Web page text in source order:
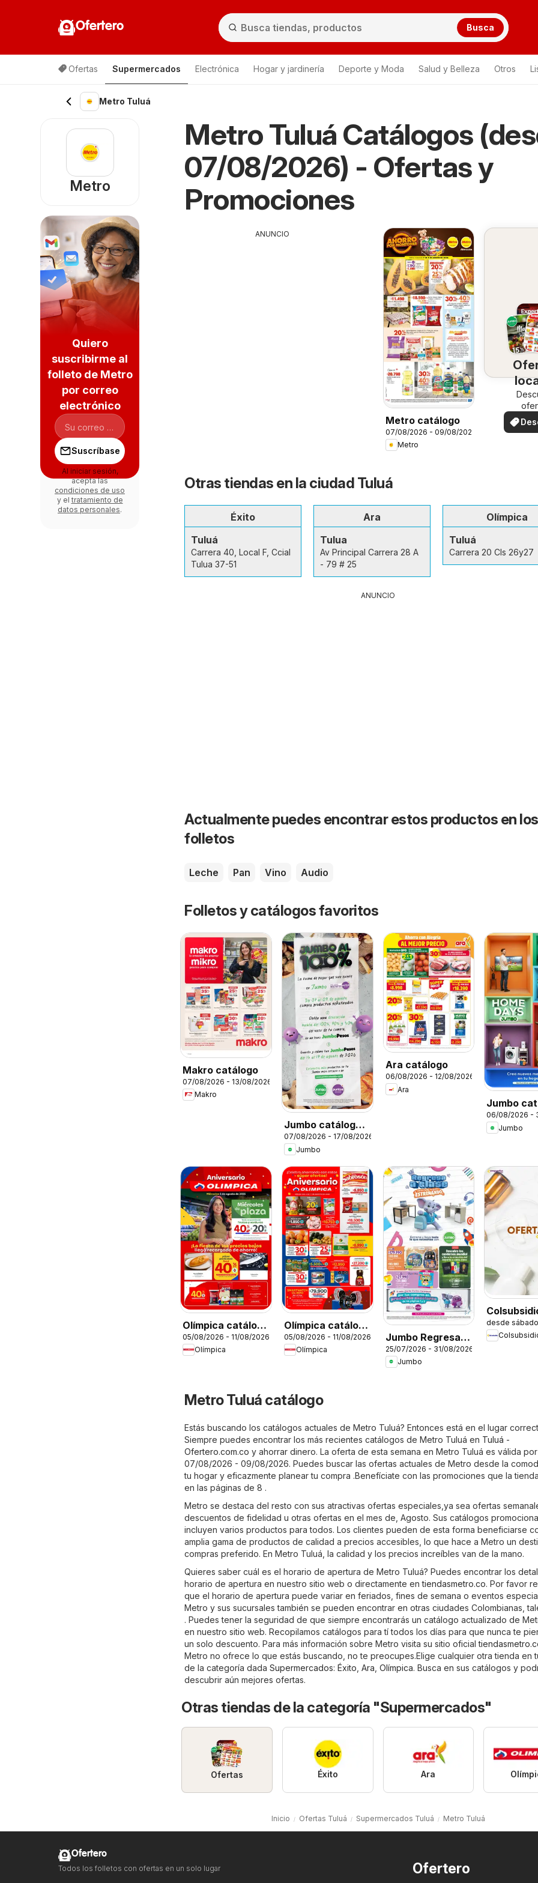
Ofertero Busca
Ofertas Supermercados Electrónica Hogar y jardinería Deporte y Moda Salud y Belleza Otros
Metro Tuluá
Metro Tuluá Catálogos
07/08/2026) - Ofertas y
Promociones
ANUNCIO
Metro catálogo
07/08/2026 - 09/08/2026
Metro
Otras tiendas en la ciudad Tuluá
Éxito
Tuluá
Carrera 40, Local F, Ccial
Tulua 37-51
Ara
Tulua
Av Principal Carrera 28 A
- 79 # 25
Olímpica
Tuluá
Carrera 20 Cls 26y27
ANUNCIO
Actualmente puedes encontrar estos productos en los
folletos
Leche Pan Vino Audio
Folletos y catálogos favoritos
Makro catálogo
07/08/2026 - 13/08/2026
Makro
Jumbo catálogo
al 100
07/08/2026 - 17/08/2026
Jumbo
Ara catálogo
06/08/2026 - 12/08/2026
Ara
Jumbo
Home
06/08/2026 -
Jumbo
Olímpica catálogo
Miércoles de
Plaza
05/08/2026 - 11/08/2026
Olímpica
Olímpica catálogo
Aniversario
05/08/2026 - 11/08/2026
Olímpica
Jumbo Regresa a
clase
25/07/2026 - 31/08/2026
Jumbo
catálogo
desde
Metro Tuluá catálogo
Estás buscando los catálogos actuales de Metro Tuluá? Entonces está en el lugar
Siempre puedes encontrar los más recientes catálogos de Metro Tuluá en Tuluá -
Ofertero.com.co y ahorrar dinero. La oferta de esta semana en Metro Tuluá es válida por
07/08/2026 - 09/08/2026. Puedes buscar las ofertas actuales de Metro desde la
tu hogar y eficazmente planear tu compra .Benefíciate con las promociones que la
en las páginas de 8 .
Metro se destaca del resto con sus atractivas ofertas especiales,ya sea ofertas
descuentos de fidelidad u otras ofertas en el mes de, Agosto. Sus catálogos
incluyen varios productos para todos. Los clientes pueden de esta forma beneficiarse
amplia gama de productos de calidad a precios accesibles, lo que hace a Metro un
compras preferido. En Metro Tuluá, la calidad y los precios increíbles van de la mano.
Quieres saber cuál es el horario de apertura de Metro Tuluá? Puedes encontrar los
horario de apertura en nuestro sitio web o directamente entiendasmetro.co. Por favor
que el horario de apertura puede variar en feriados, fines de semana o eventos
Metro y sus sucursales también se pueden encontrar en otras ciudades Colombianas,
. Puedes tener la seguridad de que siempre encontrarás un catálogo actualizado de
en nuestro sitio web. Recopilamos catálogos para tí todos los días para que nunca te
un solo descuento. Para más información sobre Metro visita su sitio oficial
Metro no ofrece lo que estás buscando, no te preocupes.Elige cualquier otra tienda en
de la categoría dada Supermercados: Éxito Ara Olímpica. Busca en sus catálogos y
descubrir aún mejores ofertas.
Otras tiendas de la categoría "Supermercados"
Ofertas Éxito Ara
Inicio Ofertas Tuluá Supermercados Tuluá Metro Tuluá
Metro
Quiero
suscribirme al
folleto de Metro
por correo
electrónico
Suscríbase
Al iniciar sesión,
acepta las
condiciones de uso
y el tratamiento de
datos personales.
Ofertero
Ofertero
Todos los folletos con ofertas en un solo lugar